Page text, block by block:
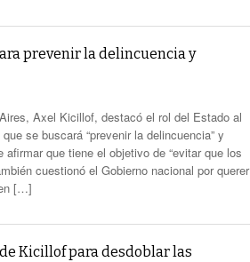
prevenir la delincuencia y
Axel Kicillof, destacó el rol del Estado al
se buscará “prevenir la delincuencia” y
que tiene el objetivo de “evitar que los
cuestionó el Gobierno nacional por querer
[…]
Kicillof para desdoblar las